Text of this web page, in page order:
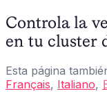
Controla la
en tu cluster
Esta página
Français, Italiano,